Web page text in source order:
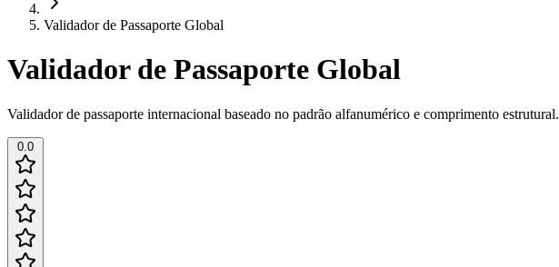
Validador de Passaporte Global
Validador de Passaporte Global
Validador de passaporte internacional baseado no padrão alfanumérico e comprimento estrutural.
0.0